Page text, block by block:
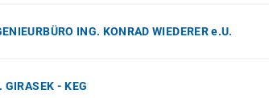
ING. KONRAD WIEDERER e.U.
GIRASEK - KEG